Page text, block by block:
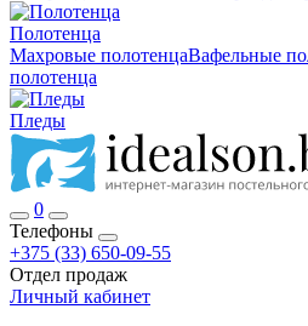
Полотенца
Махровые полотенцаВафельные
полотенца
Пледы
0
Телефоны
+375 (33) 650-09-55
Отдел продаж
Личный кабинет